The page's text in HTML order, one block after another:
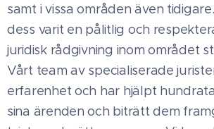
samt i vissa områden även
dess varit en pålitlig och
juridisk rådgivning inom området
Vårt team av specialiserade
erfarenhet och har hjälpt
sina ärenden och biträtt dem